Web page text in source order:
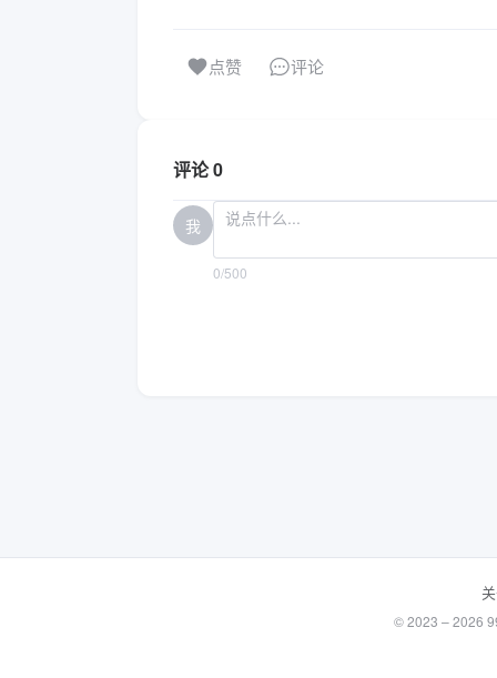
点赞 评论
评论 0
我
0/500
© 2023 – 2026